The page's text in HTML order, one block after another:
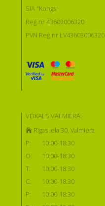
SIA "Kongs"
Reģ.nr 43603006320
PVN Reģ.nr LV43603006320
VEIKALS VALMIERĀ:
Rīgas iela 30, Valmiera
P:
10:00-18:30
O:
10:00-18:30
T:
10:00-18:30
C:
10:00-18:30
P:
10:00-18:30